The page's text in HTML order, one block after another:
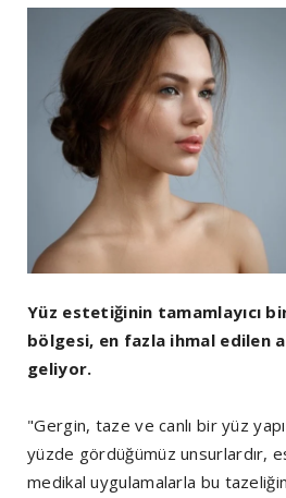
Yüz estetiğinin tamamlayıcı
bölgesi, en fazla ihmal edilen
geliyor.
"Gergin, taze ve canlı bir yüz
yüzde gördüğümüz unsurlardır,
medikal uygulamalarla bu tazeliğin